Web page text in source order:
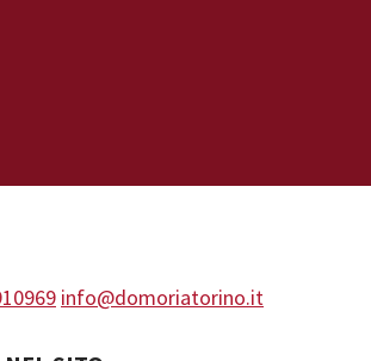
info@domoriatorino.it